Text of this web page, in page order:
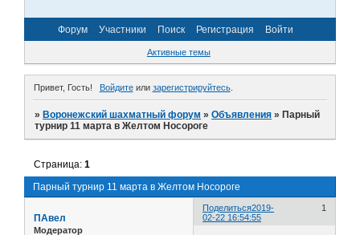
Форум Участники Поиск Регистрация Войти
Активные темы
Привет, Гость! Войдитеили зарегистрируйтесь.
»Воронежский шахматный форум »Объявления »Парный
турнир 11 марта в Желтом Носороге
Парный турнир 11 марта в Желтом Носороге
Страница:1
Поделиться 1
2019-
02-22 16:54:55
ПАвел
Модератор